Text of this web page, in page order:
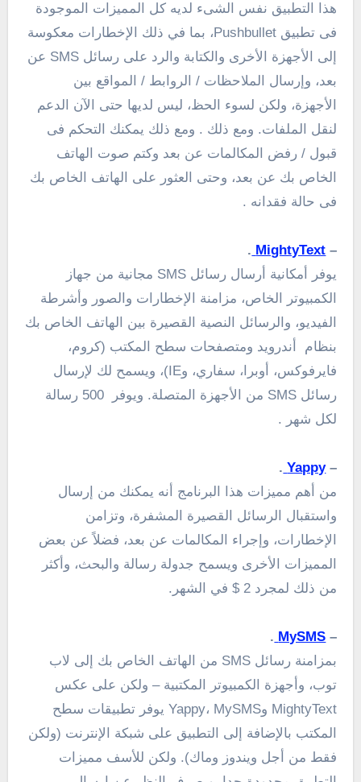
هذا التطبيق نفس الشىء لديه كل المميزات الموجودة
فى تطبيق Pushbullet،
بما في ذلك الإخطارات معكوسة
إلى
الأجهزة الأخرى والكتابة و الرد على رسائل SMS عن
بعد، وإرسال الملاحظات / الروابط / المواقع بين
الأجهزة، ولكن لسوء الحظ، ليس لديها حتى الآن
الدعم
لنقل الملفات. ومع ذلك . ومع ذلك يمكنك التحكم فى
قبول / رفض المكالمات عن بعد وكتم صوت
الهاتف
الخاص بك عن بعد، وحتى العثور على الهاتف
الخاص بك
فى حالة فقدانه .
–
MightyText
.
يوفر أمكانية أرسال رسائل SMS مجانية من جهاز
الكمبيوتر الخاص، مزامنة
الإخطارات والصور و أشرطة
الفيديو، و الرسائل النصية القصيرة بين الهاتف الخاص بك
بنظام أندرويد ومتصفحات سطح المكتب (كروم،
فايرفوكس، أوبرا، سفاري، وIE) ، ويسمح لك لإرسال
رسائل SMS من الأجهزة المتصلة. ويوفر 500 رسالة
لكل شهر .
–
Yappy
.
من أهم مميزات هذا البرنامج أنه يمكنك من إرسال
و استقبال الرسائل القصيرة المشفرة، وتزامن
الإخطارات، و إجراء المكالمات عن بعد، فضلاً عن بعض
المميزات الأخرى ويسمح جدولة رسالة و البحث، وأكثر
من ذلك لمجرد 2
$ في الشهر.
–
MySMS
.
بمزامنة رسائل SMS من الهاتف الخاص بك إلى لاب
توب، وأجهزة الكمبيوتر المكتبية – ولكن على عكس
MightyText و Yappy، MySMS يوفر تطبيقات سطح
المكتب بالإضافة إلى التطبيق على شبكة الإنترنت (ولكن
فقط من أجل ويندوز وماك). ولكن للأسف مميزات